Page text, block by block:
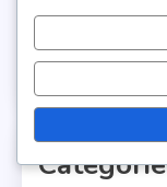
Categorie